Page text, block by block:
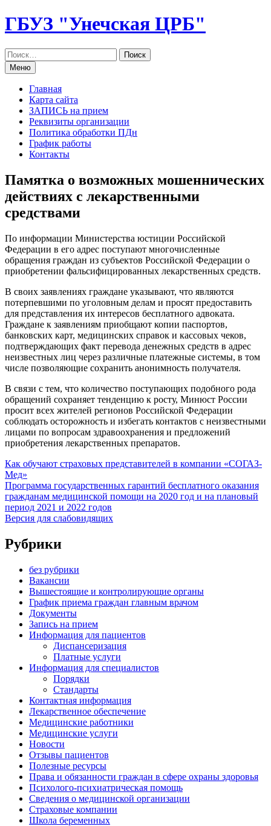
Перейти
к
ГБУЗ "Унечская ЦРБ"
Меню
Главная
Карта сайта
ЗАПИСЬ на прием
Реквизиты организации
Политика обработки ПДн
График работы
Контакты
Памятка о возможных мошеннических
действиях с лекарственными
средствами
По информации Министерства юстиции Российской
Федерации в его адрес поступают многочисленные
обращения граждан из субъектов Российской Федерации о
приобретении фальсифицированных лекарственных средств.
В своих заявлениях граждане указывают, что являются
потерпевшими по уголовным делам и просят предоставить
для представления их интересов бесплатного адвоката.
Граждане к заявлениям приобщают копии паспортов,
банковских карт, медицинских справок и кассовых чеков,
подтверждающих факт перевода денежных средств в адрес
неизвестных лиц через различные платежные системы, в том
числе позволяющие сохранить анонимность получателя.
В связи с тем, что количество поступающих подобного рода
обращений сохраняет тенденцию к росту, Минюст России
просит всех жителей регионов Российской Федерации
соблюдать осторожность и избегать контактов с неизвестными
лицами по вопросам здравоохранения и предложений
приобретения лекарственных препаратов.
Как обучают страховых представителей в компании «СОГАЗ-
Мед»
Программа государственных гарантий бесплатного оказания
гражданам медицинской помощи на 2020 год и на плановый
период 2021 и 2022 годов
Версия для слабовидящих
Рубрики
без рубрики
Вакансии
Вышестоящие и контролирующие органы
График приема граждан главным врачом
Документы
Запись на прием
Информация для пациентов
Диспансеризация
Платные услуги
Информация для специалистов
Порядки
Стандарты
Контактная информация
Лекарственное обеспечение
Медицинские работники
Медицинские услуги
Новости
Отзывы пациентов
Полезные ресурсы
Права и обязанности граждан в сфере охраны здоровья
Психолого-психиатрическая помощь
Сведения о медицинской организации
Страховые компании
Школа беременных